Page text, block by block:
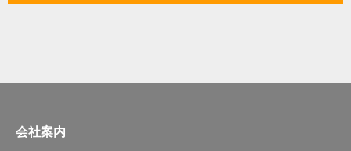
会社案内